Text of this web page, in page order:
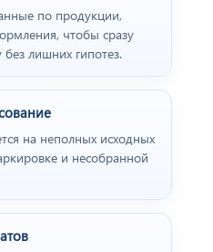
по продукции,
чтобы сразу
лишних гипотез.
на неполных исходных
и несобранной